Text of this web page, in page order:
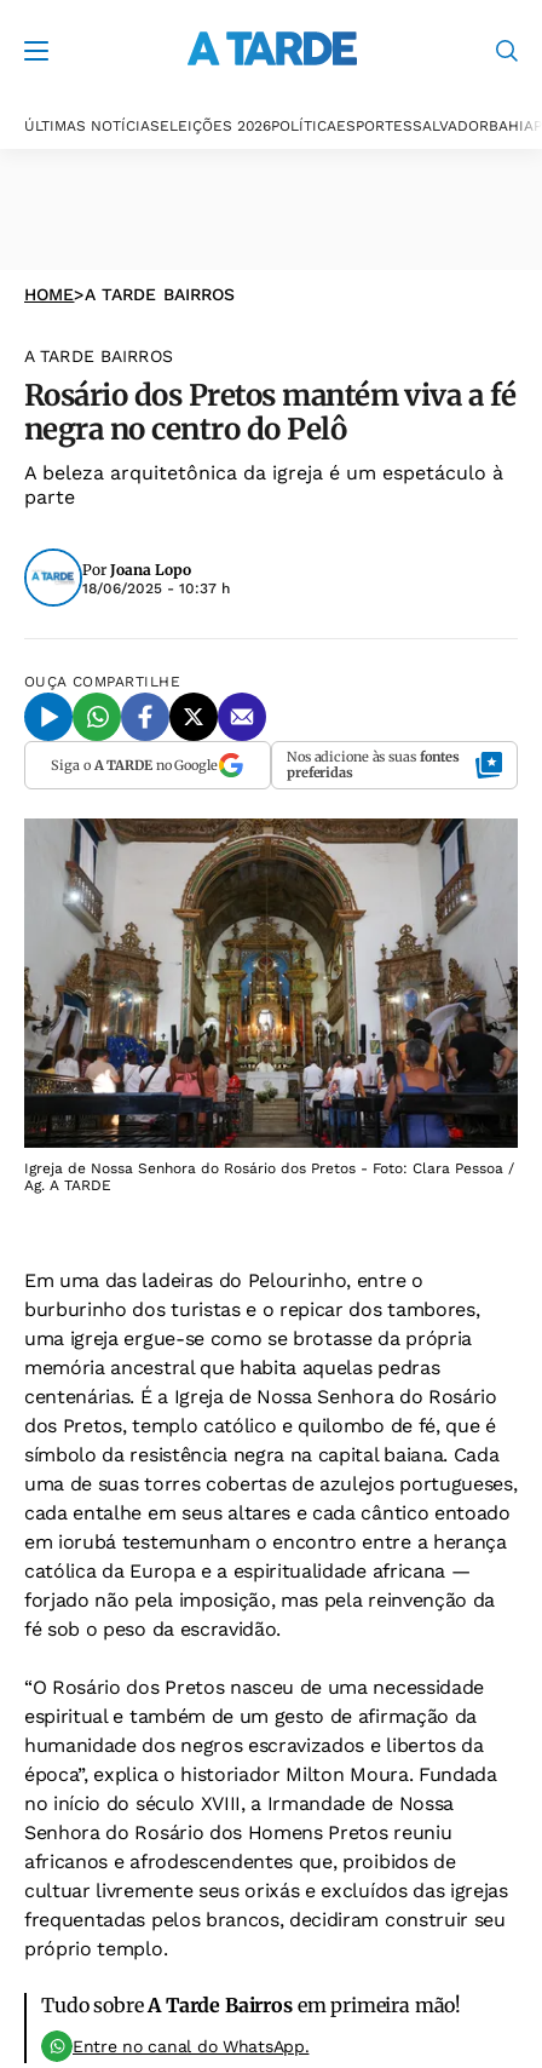
ÚLTIMAS NOTÍCIASELEIÇÕES 2026POLÍTICAESPORTESSALVADORBAHIA
HOME>A TARDE BAIRROS
A TARDE BAIRROS
Rosário dos Pretos mantém viva a fé
negra no centro do Pelô
A beleza arquitetônica da igreja é um espetáculo à
parte
Por Joana Lopo
18/06/2025 - 10:37 h
OUÇA COMPARTILHE
Siga o A TARDEno Google Nos adicione às suas fontes
preferidas
Igreja de Nossa Senhora do Rosário dos Pretos - Foto: Clara Pessoa /
Ag. A TARDE
Em uma das ladeiras do Pelourinho, entre o
burburinho dos turistas e o repicar dos tambores,
uma igreja ergue-se como se brotasse da própria
memória ancestral que habita aquelas pedras
centenárias. É a Igreja de Nossa Senhora do Rosário
dos Pretos, templo católico e quilombo de fé, que é
símbolo da resistência negra na capital baiana. Cada
uma de suas torres cobertas de azulejos portugueses,
cada entalhe em seus altares e cada cântico entoado
em iorubá testemunham o encontro entre a herança
católica da Europa e a espiritualidade africana —
forjado não pela imposição, mas pela reinvenção da
fé sob o peso da escravidão.
“O Rosário dos Pretos nasceu de uma necessidade
espiritual e também de um gesto de afirmação da
humanidade dos negros escravizados e libertos da
época”, explica o historiador Milton Moura. Fundada
no início do século XVIII, a Irmandade de Nossa
Senhora do Rosário dos Homens Pretos reuniu
africanos e afrodescendentes que, proibidos de
cultuar livremente seus orixás e excluídos das igrejas
frequentadas pelos brancos, decidiram construir seu
próprio templo.
Tudo sobreA Tarde Bairrosem primeira mão!
Entre no canal do WhatsApp.